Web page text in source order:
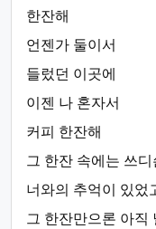
한잔해
언젠가 둘이서
들렀던 이곳에
이젠 나 혼자서
커피 한잔해
그 한잔 속에는 쓰디
너와의 추억이 있었
그 한잔만으론 아직